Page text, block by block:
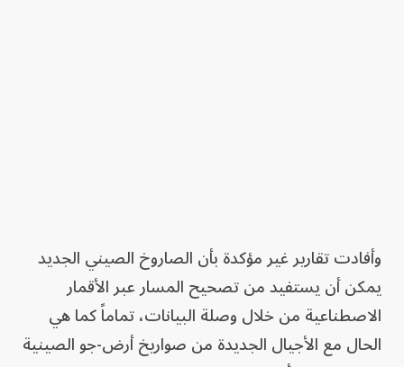
وأفادت تقارير غير مؤكدة بأن الصاروخ الصيني الجديد
يمكن أن يستفيد من تصحيح المسار عبر الأقمار
الاصطناعية من خلال وصلة البيانات، تماماً كما هي
الحال مع الأجيال الجديدة من صواريخ أرض-جو الصينية